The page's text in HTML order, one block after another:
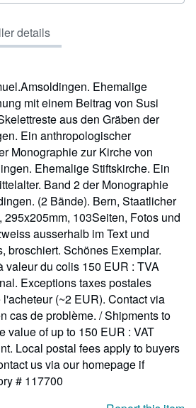
details
Ehemalige
mit einem Beitrag von Susi
aus den Gräben der
Ein anthropologischer
Monographie zur Kirche von
Ehemalige Stiftskirche. Ein
Band 2 der Monographie
(2 Bände). Bern, Staatlicher
103Seiten, Fotos und
ausserhalb im Text und
broschiert. Schönes Exemplar.
valeur du colis 150 EUR : TVA
Exceptions taxes postales
(~2 EUR). Contact via
cas de problème. / Shipments to
value of up to 150 EUR : VAT
Local postal fees apply to buyers
us via our homepage if
# 117700